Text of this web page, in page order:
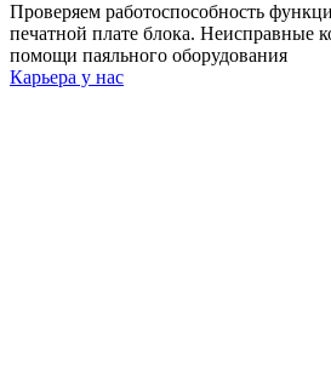
Проверяем работоспособность
печатной плате блока. Неисправные
помощи паяльного оборудования
Карьера у нас